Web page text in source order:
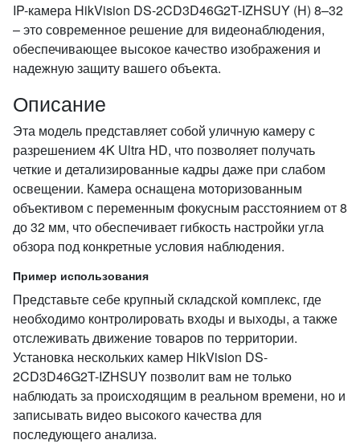
IP-камера HikVision DS-2CD3D46G2T-IZHSUY (H) 8–32
– это современное решение для видеонаблюдения,
обеспечивающее высокое качество изображения и
надежную защиту вашего объекта.
Описание
Эта модель представляет собой уличную камеру с
разрешением 4K Ultra HD, что позволяет получать
четкие и детализированные кадры даже при слабом
освещении. Камера оснащена моторизованным
объективом с переменным фокусным расстоянием от 8
до 32 мм, что обеспечивает гибкость настройки угла
обзора под конкретные условия наблюдения.
Пример использования
Представьте себе крупный складской комплекс, где
необходимо контролировать входы и выходы, а также
отслеживать движение товаров по территории.
Установка нескольких камер HikVision DS-
2CD3D46G2T-IZHSUY позволит вам не только
наблюдать за происходящим в реальном времени, но и
записывать видео высокого качества для
последующего анализа.